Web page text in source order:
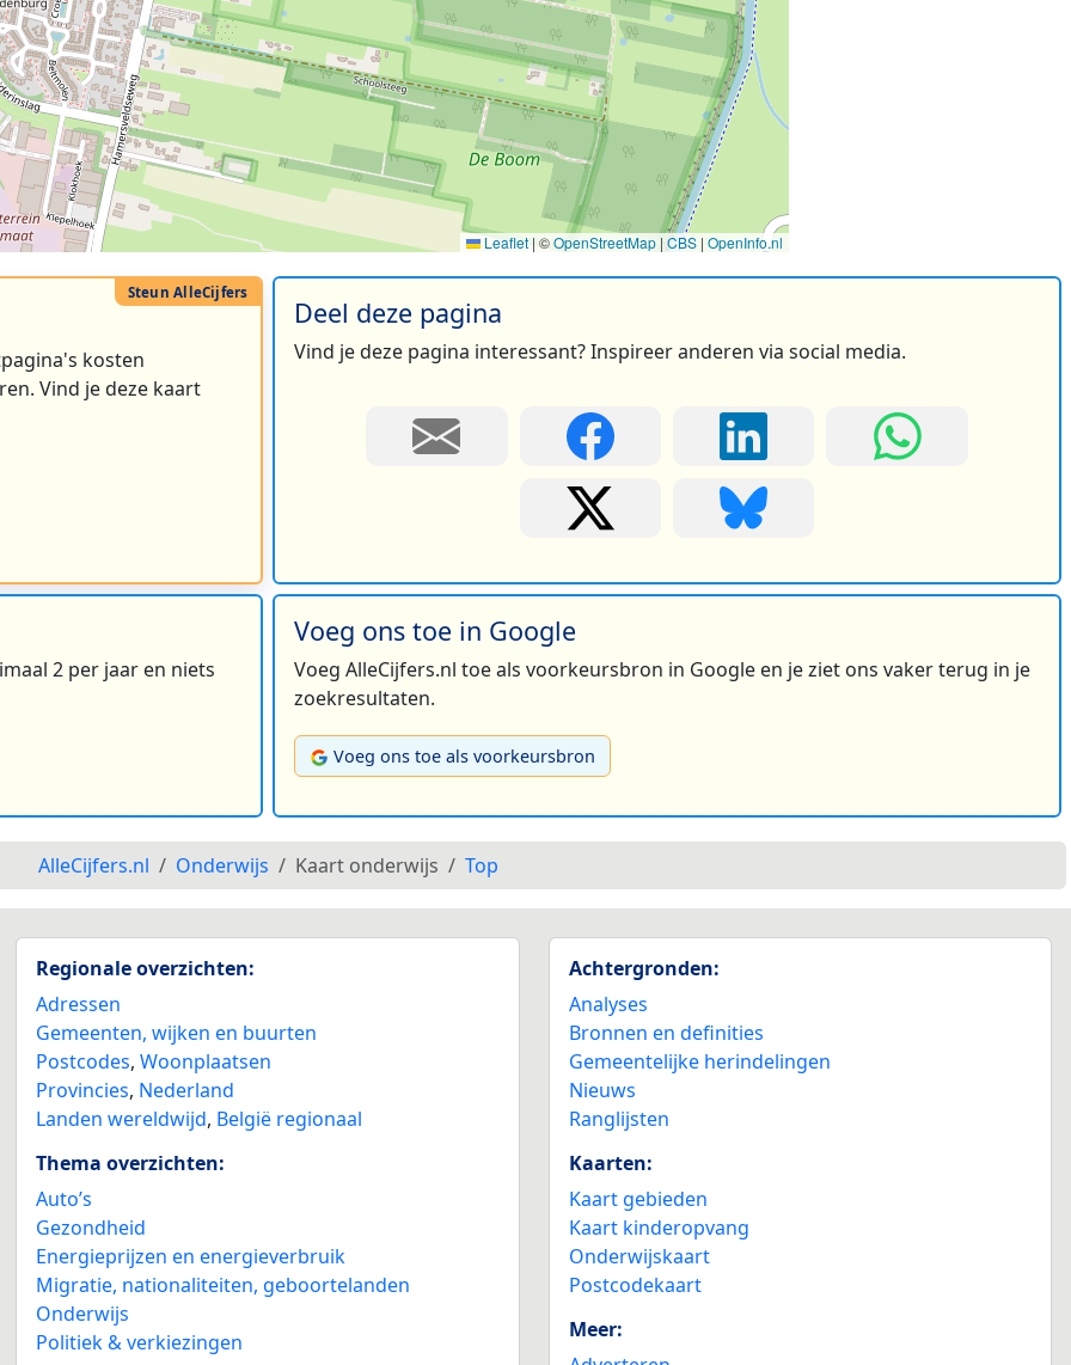
Leaflet | ©OpenStreetMap | CBS | OpenInfo.nl
kosten
Vind je deze kaart
Deel deze pagina
Vind je deze pagina interessant? Inspireer anderen via social media.
2 per jaar en niets
Voeg ons toe in Google
Voeg AlleCijfers.nl toe als voorkeursbron in Google en je ziet ons vaker terug in je
zoekresultaten.
Voeg ons toe als voorkeursbron
AlleCijfers.nl Onderwijs Kaart onderwijs Top
Regionale overzichten:
Adressen
Gemeenten, wijken en buurten
Postcodes,Woonplaatsen
Provincies, Nederland
Landen wereldwijd, België regionaal
Thema overzichten:
Auto’s
Gezondheid
Energieprijzen en energieverbruik
Migratie, nationaliteiten, geboortelanden
Onderwijs
Politiek & verkiezingen
Achtergronden:
Analyses
Bronnen en definities
Gemeentelijke herindelingen
Nieuws
Ranglijsten
Kaarten:
Kaart gebieden
Kaart kinderopvang
Onderwijskaart
Postcodekaart
Meer: